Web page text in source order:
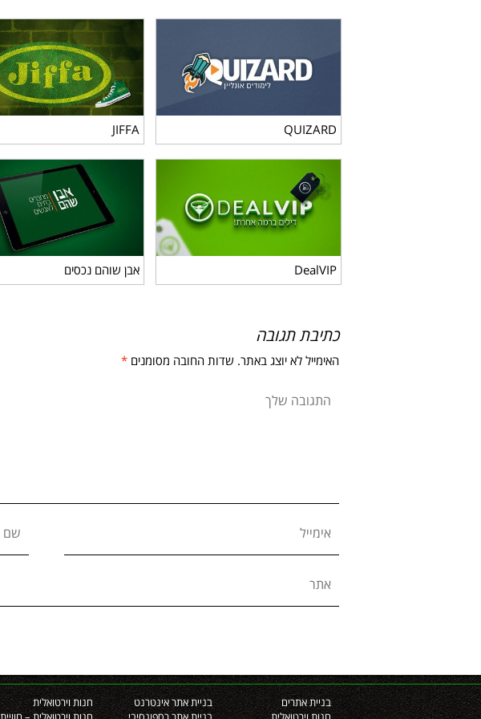
QUIZARD
JIFFA
DealVIP
DealVIP
אבן שוהם נכסים
אבן שוהם נכסים
כתיבת תגובה
האימייל לא יוצג באתר. שדות החובה מסומנים *
התגובה שלך
שם אימייל
אתר
בניית אתרים
בניית אתר אינטרנט
חנות וירטואלית